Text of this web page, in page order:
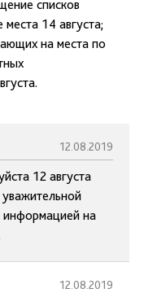
списков
14 августа;
на места по
12.08.2019
12 августа
информацией на
12.08.2019